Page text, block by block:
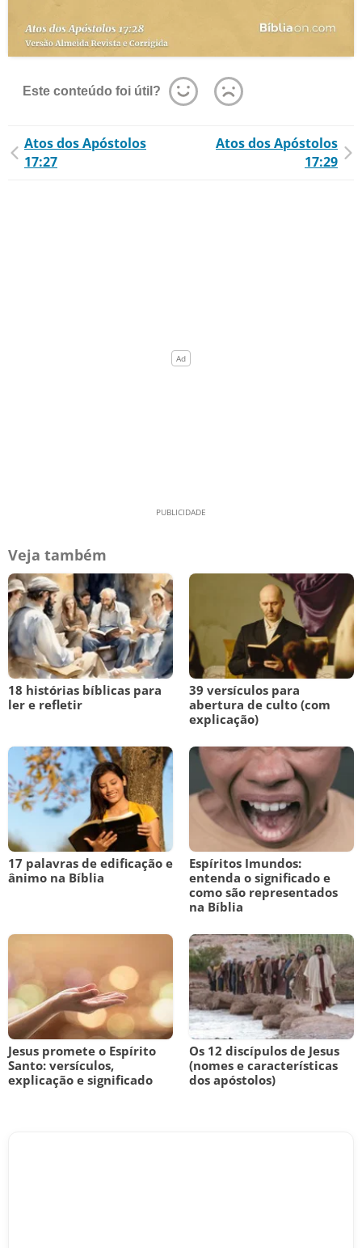
Este conteúdo foi útil?
Atos dos Apóstolos
17:27
Atos dos Apóstolos
17:29
Veja também
18 histórias bíblicas para
ler e refletir
39 versículos para
abertura de culto (com
explicação)
17 palavras de edificação e
ânimo na Bíblia
Espíritos Imundos:
entenda o significado e
como são representados
na Bíblia
Jesus promete o Espírito
Santo: versículos,
explicação e significado
Os 12 discípulos de Jesus
(nomes e características
dos apóstolos)